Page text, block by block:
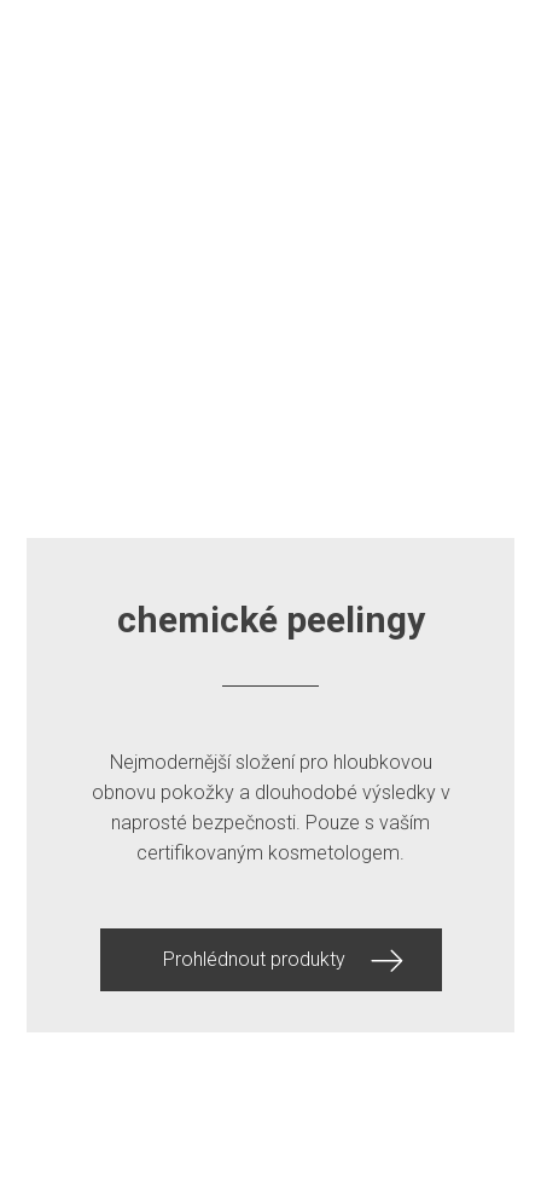
chemické peelingy
Nejmodernější složení pro hloubkovou
obnovu pokožky a dlouhodobé výsledky v
naprosté bezpečnosti. Pouze s vaším
certifikovaným kosmetologem.
Prohlédnout produkty